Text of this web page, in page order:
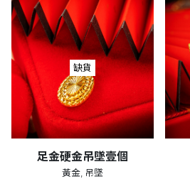
缺貨
足金硬金吊墜壹個
黃金, 吊墜